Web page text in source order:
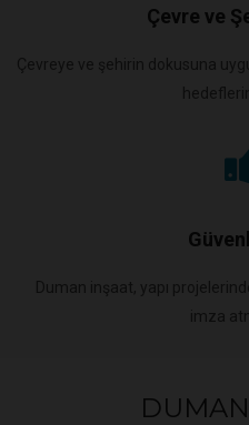
Çevre ve
Çevreye ve şehirin dokusuna
Duman inşaat, yapı
imza